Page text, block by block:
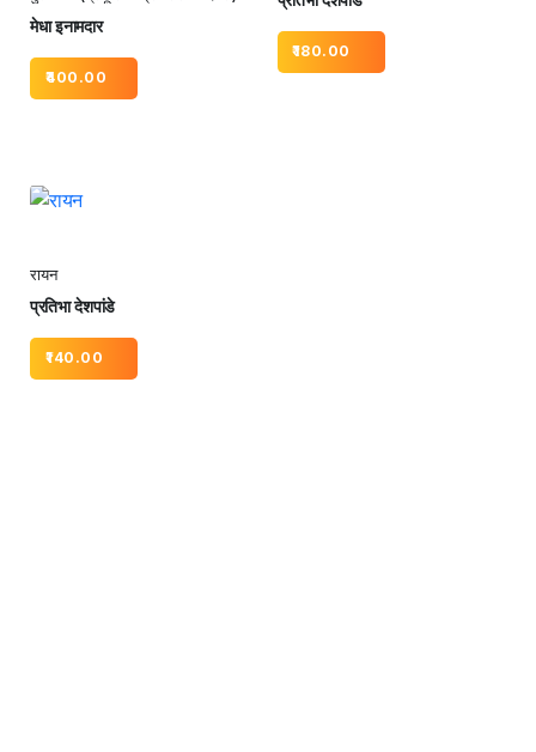
मेधा इनामदार
400.00
180.00
रायन
प्रतिभा देशपांडे
140.00